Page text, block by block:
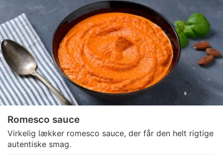
Romesco sauce
Virkelig lækker romesco sauce, der får den helt rigtige
autentiske smag.